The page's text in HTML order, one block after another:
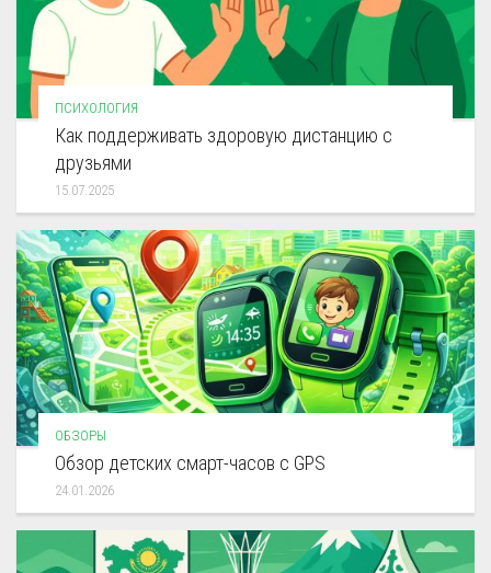
ПСИХОЛОГИЯ
Как поддерживать здоровую дистанцию с
друзьями
15.07.2025
ОБЗОРЫ
Обзор детских смарт-часов с GPS
24.01.2026